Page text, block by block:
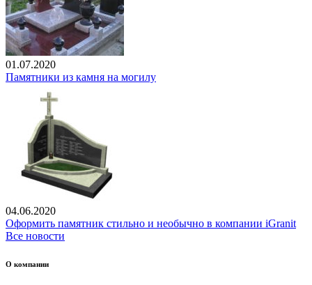
01.07.2020
Памятники из камня на могилу
04.06.2020
Оформить памятник стильно и необычно в компании iGranit
Все новости
О компании